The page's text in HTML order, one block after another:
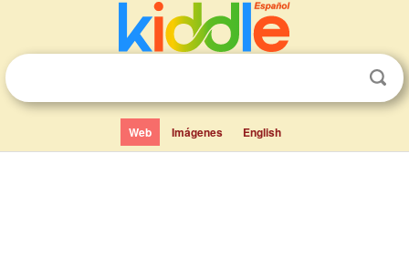
Web Imágenes English